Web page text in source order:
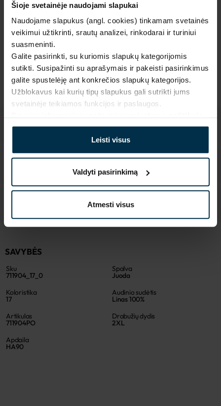
Šioje svetainėje naudojami slapukai
Naudojame slapukus (angl. cookies) tinkamam svetainės
veikimui užtikrinti, srautų analizei, rinkodarai ir turiniui
suasmeninti.
Galite pasirinkti, su kuriomis slapukų kategorijomis
sutikti. Susipažinti su aprašymais ir pakeisti pasirinkimus
galite spustelėję ant konkrečios slapukų kategorijos.
Užblokavus kai kurių tipų slapukus gali sutrikti jums
svetainėje teikiamos funkcijos ir paslaugos.
Leisti visus
Valdyti pasirinkimą
Atmesti visus
Mažas likutis
Garantija - 2 metai Žiūrėti garantiją
Grąžinimas - 14 dienų
Pagaminta Lietuvoje,UAB LINAS LT,S. Kerbedžio st. 23,
Panevėžys, 35113
MADE IN EUROPE
SAVYBĖS
Sku
711904_17_0
Spalva
Juoda
Koloristika
17
Audinio sudėtis
Linas 100%
Artikulas
711904PO
Drabužių dydis
2XL
Apdaila
HA90